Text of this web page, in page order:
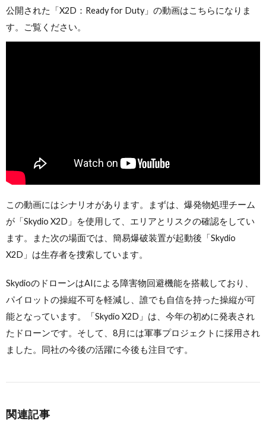
公開された「X2D：Ready for Duty」の動画はこちらになりま
す。ご覧ください。
この動画にはシナリオがあります。まずは、爆発物処理チーム
が「Skydio X2D」を使用して、エリアとリスクの確認をしてい
ます。また次の場面では、簡易爆破装置が起動後「Skydio
X2D」は生存者を捜索しています。
SkydioのドローンはAIによる障害物回避機能を搭載しており、
パイロットの操縦不可を軽減し、誰でも自信を持った操縦が可
能となっています。「Skydio X2D」は、今年の初めに発表され
たドローンです。そして、8月には軍事プロジェクトに採用され
ました。同社の今後の活躍に今後も注目です。
関連記事